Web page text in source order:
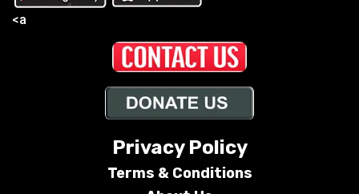
<a
Privacy Policy
Terms & Conditions